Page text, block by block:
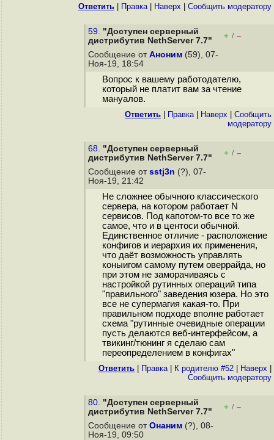
Ответить Правка| Наверх Cообщить модератору
59. "Доступен серверный
дистрибутив NethServer 7.7"
+ / –
Сообщение от Аноним (59), 07-
Ноя-19, 18:54
Вопрос к вашему работодателю,
который не платит вам за чтение
мануалов.
Ответить Правка| Наверх
Cообщить
модератору
68. "Доступен серверный
дистрибутив NethServer 7.7"
+ / –
Сообщение от sstj3n (?), 07-
Ноя-19, 21:42
Не сложнее обычного классического
сервера, на котором работает N
сервисов. Под капотом-то все то же
самое, что и в центоси обычной.
Единственное отличие - расположение
конфигов и иерархия их применения,
что даёт возможность управлять
коныигом самому путем оверрайда, но
при этом не заморачиваясь с
настройкой рутинных операций типа
"правильного" заведения юзера. Но это
все не супермагия какая-то. При
правильном подходе вполне работает
схема "рутинные очевидные операции
пусть делаются веб-интерфейсом, а
твикинг/тюнинг я сделаю сам
переопределением в конфигах"
Ответить Правка| К родителю #52 Наверх
Cообщить модератору
80. "Доступен серверный
дистрибутив NethServer 7.7"
+ / –
Сообщение от Онаним (?), 08-
Ноя-19, 09:50